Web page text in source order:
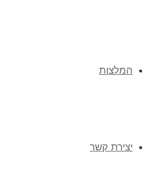
המלצות
יצירת קשר